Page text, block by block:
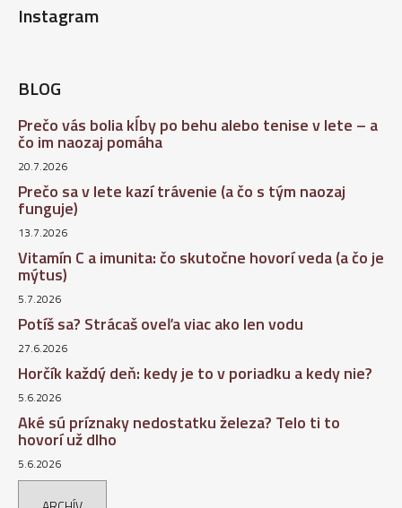
Instagram
BLOG
Prečo vás bolia kĺby po behu alebo tenise v lete – a
čo im naozaj pomáha
20.7.2026
Prečo sa v lete kazí trávenie (a čo s tým naozaj
funguje)
13.7.2026
Vitamín C a imunita: čo skutočne hovorí veda (a čo je
mýtus)
5.7.2026
Potíš sa? Strácaš oveľa viac ako len vodu
27.6.2026
Horčík každý deň: kedy je to v poriadku a kedy nie?
5.6.2026
Aké sú príznaky nedostatku železa? Telo ti to
hovorí už dlho
5.6.2026